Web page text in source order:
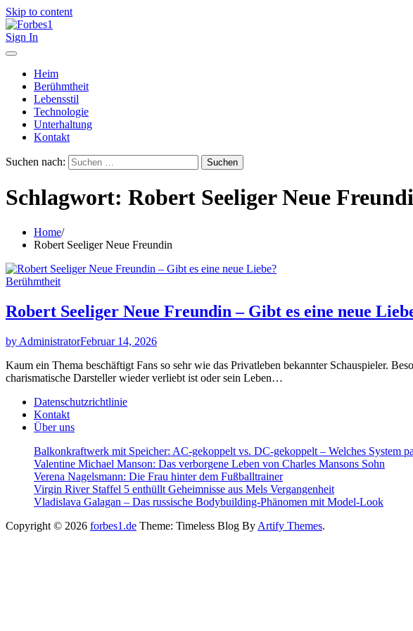
Skip to content
Sign In
Heim
Berühmtheit
Lebensstil
Technologie
Unterhaltung
Kontakt
Suchen nach:
Schlagwort: Robert Seeliger Neue
Home
Robert Seeliger Neue Freundin
Berühmtheit
Robert Seeliger Neue Freundin – Gibt es eine neue
by AdministratorFebruar 14, 2026
Kaum ein Thema beschäftigt Fans so sehr wie das Privatleben bekannter Schauspieler.
charismatische Darsteller wieder verliebt ist oder sein Leben…
Datenschutzrichtlinie
Kontakt
Über uns
Balkonkraftwerk mit Speicher: AC-gekoppelt vs. DC-gekoppelt – Welches System
Valentine Michael Manson: Das verborgene Leben von Charles Mansons Sohn
Verena Nagelsmann: Die Frau hinter dem Fußballtrainer
Virgin River Staffel 5 enthüllt Geheimnisse aus Mels Vergangenheit
Vladislava Galagan – Das russische Bodybuilding-Phänomen mit Model-Look
Copyright © 2026 forbes1.de Theme: Timeless Blog By Artify Themes.